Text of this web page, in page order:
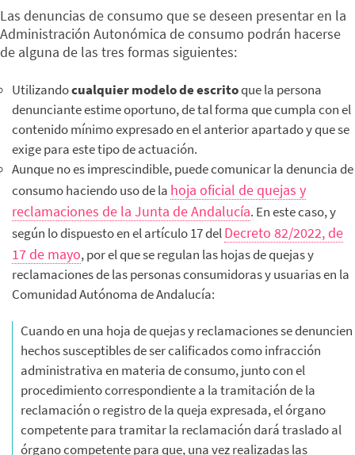
Las denuncias de consumo que se deseen presentar en la
Administración Autonómica de consumo podrán hacerse
de alguna de las tres formas siguientes:
Utilizandocualquier modelo de escritoque la persona
denunciante estime oportuno, de tal forma que cumpla con el
contenido mínimo expresado en el anterior apartado y que se
exige para este tipo de actuación.
Aunque no es imprescindible, puede comunicar la denuncia de
consumo haciendo uso de la hoja oficial de quejas y
reclamaciones de la Junta de Andalucía. En este caso, y
según lo dispuesto en el artículo 17 delDecreto 82/2022, de
17 de mayo, por el que se regulan las hojas de quejas y
reclamaciones de las personas consumidoras y usuarias en la
Comunidad Autónoma de Andalucía:
Cuando en una hoja de quejas y reclamaciones se denuncien
hechos susceptibles de ser calificados como infracción
administrativa en materia de consumo, junto con el
procedimiento correspondiente a la tramitación de la
reclamación o registro de la queja expresada, el órgano
competente para tramitar la reclamación dará traslado al
órgano competente para que, una vez realizadas las